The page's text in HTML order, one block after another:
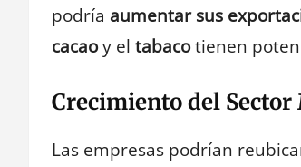
podría aumentar sus
cacaoy el tabacotienen
Crecimiento del
Las empresas podrían